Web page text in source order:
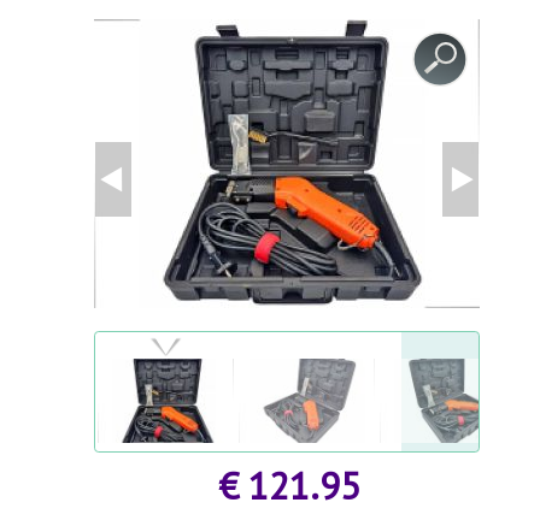
ZUBEHÖR FÜR GEWÄCHSHÄUSER
AGROFOLIEN UND FOLIEN
FRÜHBEET
BEETEINFASSUNGEN UND GARTENWEGE
GESUNDHEIT UND SCHÖNHEIT
MODULGARTENGEBÄUDE
AGROFOLIEN UND FOLIEN
STÜTZEN FÜR PFLANZEN UND STRÄUCHER
BEETEINFASSUNGEN UND GARTENWEGE
GARTENMÖBEL
GARTENTECHNIK
SCHWEIßGERÄTE UND ZUBEHÖR€ 121.95